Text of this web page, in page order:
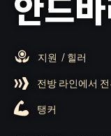
지원 / 힐러
전방 라인에서 전
탱커